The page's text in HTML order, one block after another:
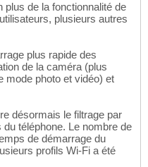
plus de la fonctionnalité de
plusieurs autres
plus rapide des
de la caméra (plus
mode photo et vidéo) et
désormais le filtrage par
téléphone. Le nombre de
de démarrage du
profils Wi-Fi a été